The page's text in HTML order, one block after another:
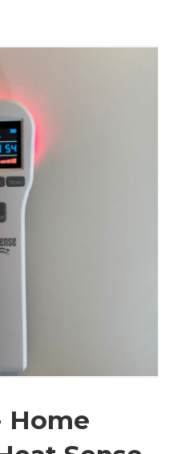
Home